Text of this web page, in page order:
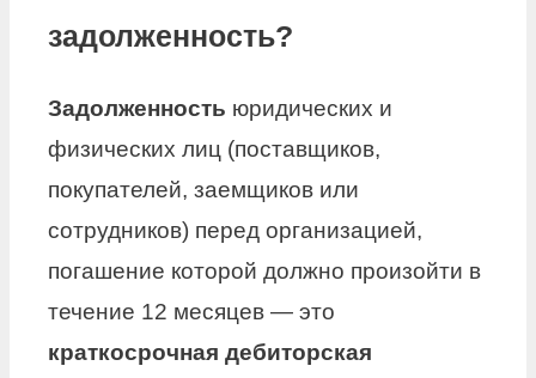
задолженность?
Задолженность юридических и
физических лиц (поставщиков,
покупателей, заемщиков или
сотрудников) перед организацией,
погашение которой должно произойти в
течение 12 месяцев — это
краткосрочная дебиторская